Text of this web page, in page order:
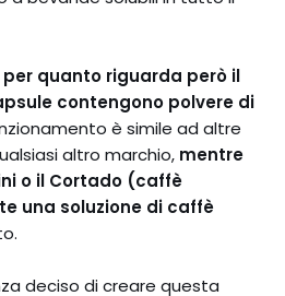
per quanto riguarda però il
contengono polvere di
è simile ad altre
altro marchio, mentre
o il Cortado (caffè
una soluzione di caffè
deciso di creare questa